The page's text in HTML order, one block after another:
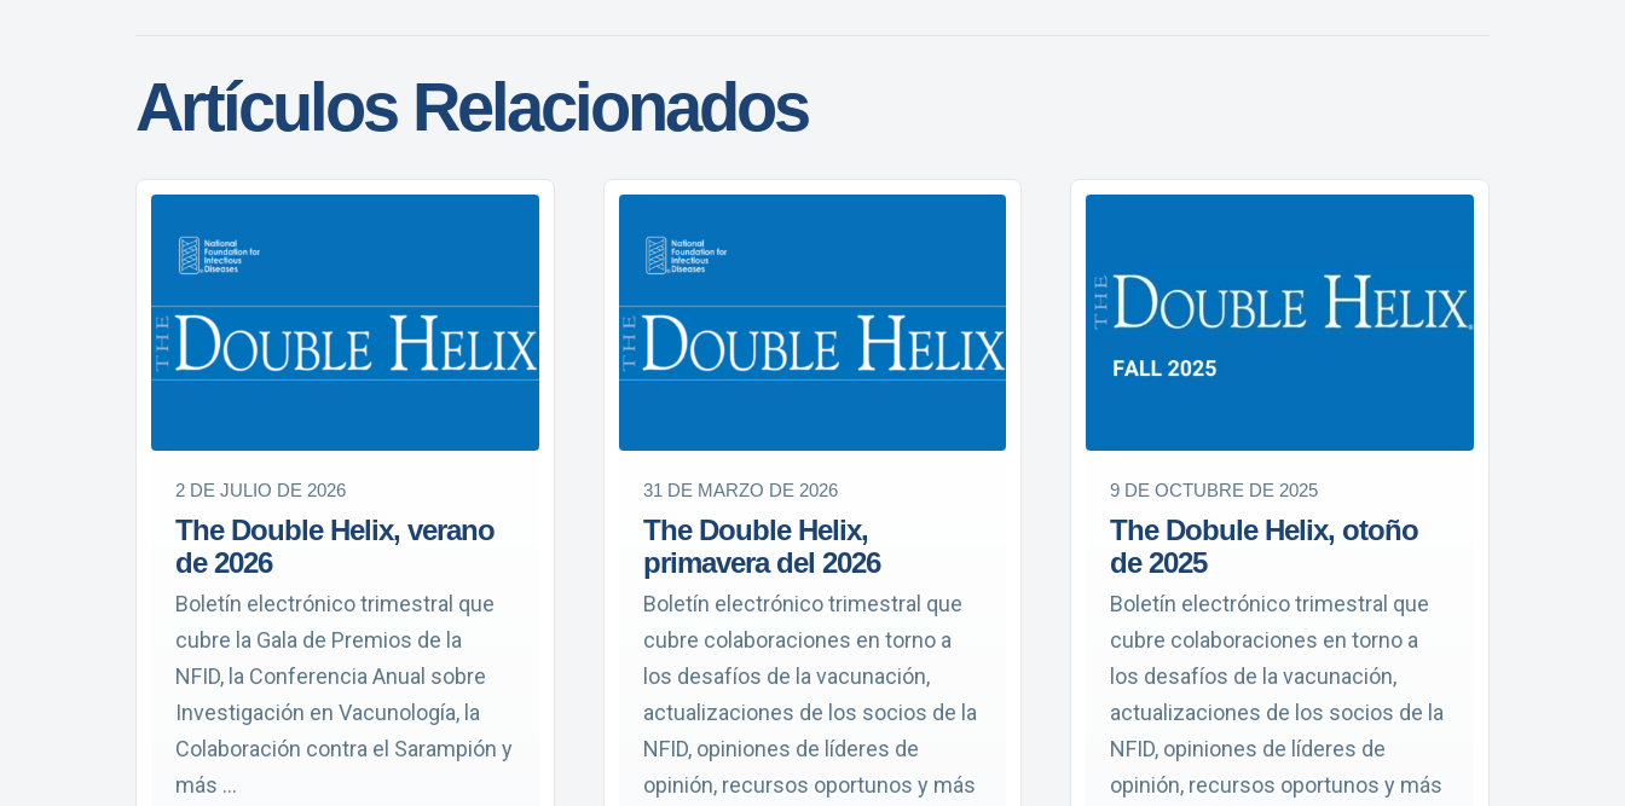
Artículos Relacionados
2 DE JULIO DE 2026
The Double Helix, verano
de 2026
Boletín electrónico trimestral que
cubre la Gala de Premios de la
NFID, la Conferencia Anual sobre
Investigación en Vacunología, la
Colaboración contra el Sarampión y
más ...
31 DE MARZO DE 2026
The Double Helix,
primavera del 2026
Boletín electrónico trimestral que
cubre colaboraciones en torno a
los desafíos de la vacunación,
actualizaciones de los socios de la
NFID, opiniones de líderes de
opinión, recursos oportunos y más
9 DE OCTUBRE DE 2025
The Dobule Helix, otoño
de 2025
Boletín electrónico trimestral que
cubre colaboraciones en torno a
los desafíos de la vacunación,
actualizaciones de los socios de la
NFID, opiniones de líderes de
opinión, recursos oportunos y más